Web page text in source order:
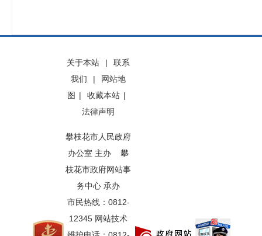
关于本站 |
联系
我们
|
网站地
图 | 收藏本站 |
法律声明
攀枝花市人民政府
办公室 主办 攀
枝花市政府网站事
务中心 承办
市民热线：0812-
12345 网站技术